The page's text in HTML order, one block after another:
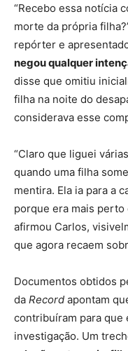
“Recebo essa notícia
morte da própria
repórter e
negou qualquer
disse que omitiu
filha na noite do
considerava esse
“Claro que liguei
quando uma filha
mentira. Ela ia para a
porque era mais perto
afirmou Carlos,
que agora recaem
Documentos obtidos
da Record apontam
contribuíram para que
investigação. Um